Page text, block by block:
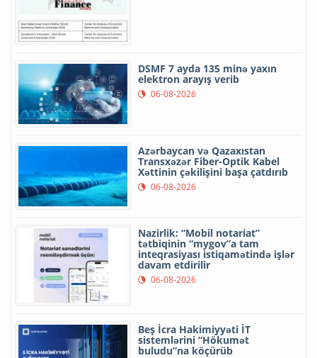
DSMF 7 ayda 135 minə yaxın
elektron arayış verib
06-08-2026
Azərbaycan və Qazaxıstan
Transxəzər Fiber-Optik Kabel
Xəttinin çəkilişini başa çatdırıb
06-08-2026
Nazirlik: “Mobil notariat”
tətbiqinin “mygov”a tam
inteqrasiyası istiqamətində işlər
davam etdirilir
06-08-2026
Beş İcra Hakimiyyəti İT
sistemlərini “Hökumət
buludu”na köçürüb